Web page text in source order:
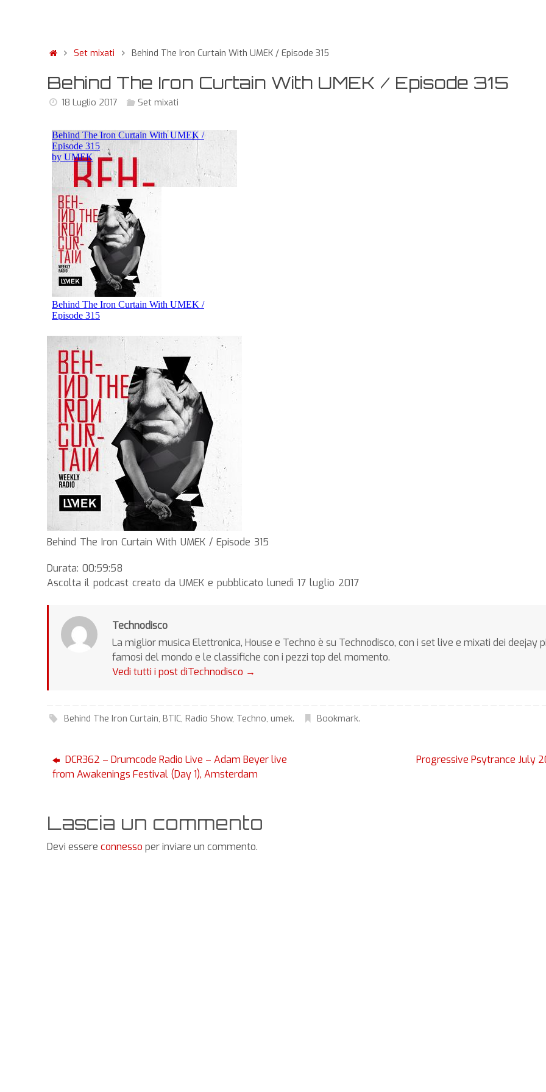
Set mixati Behind The Iron Curtain With UMEK / Episode 315
Behind The Iron Curtain With UMEK / Episode 315
18 Luglio 2017 Set mixati
Behind The Iron Curtain With UMEK / Episode 315
Durata: 00:59:58
Ascolta il podcast creato da UMEK e pubblicato lunedì 17 luglio 2017
Technodisco
La miglior musica Elettronica, House e Techno è su Technodisco, con i set live e mixati dei deejay
famosi del mondo e le classifiche con i pezzi top del momento.
Vedi tutti i post diTechnodisco →
Behind The Iron Curtain,BTIC,Radio Show, Techno,umek. Bookmark.
DCR362 – Drumcode Radio Live – Adam Beyer live
from Awakenings Festival (Day 1), Amsterdam
Progressive Psytrance July
Lascia un commento
Devi essere connesso per inviare un commento.